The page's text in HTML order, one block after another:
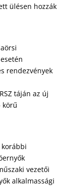
ülésen hozzák
rendezvények
táján az új
körű
vezetői
alkalmassági